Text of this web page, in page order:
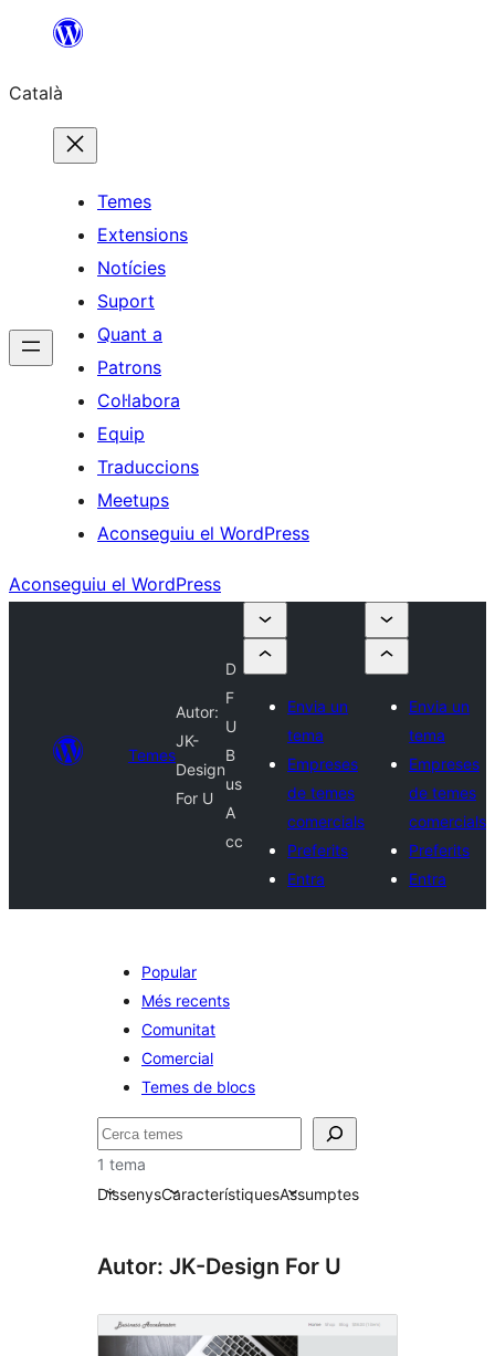
contingut
Català
Temes
Extensions
Notícies
Suport
Quant a
Patrons
Col·labora
Equip
Traduccions
Meetups
Aconseguiu el WordPress
Aconseguiu el WordPress
Temes
Autor:
JK-
Design
For U
D
F
U
B
us
A
cc
Envia un
tema
Empreses
de temes
comercials
Preferits
Entra
Envia un
tema
Empreses
de temes
comercials
Preferits
Entra
Popular
Més recents
Comunitat
Comercial
Temes de blocs
Cerca
1 tema
DissenysCaracterístiquesAssumptes
Autor: JK-Design For U